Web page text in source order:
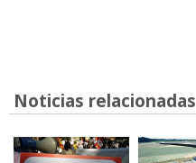
Noticias relacionadas